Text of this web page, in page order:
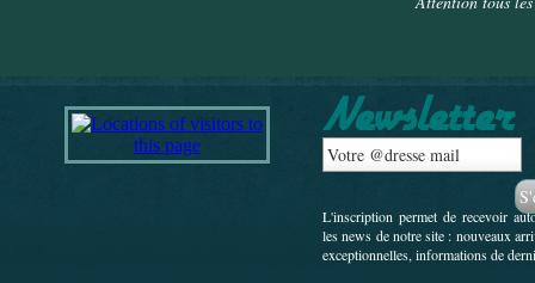
L'inscription permet de recevoir
les news de notre site : nouveaux
exceptionnelles, informations de